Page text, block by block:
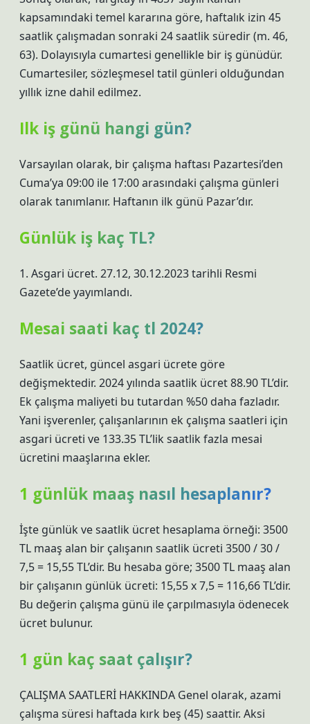
kapsamındaki temel kararına göre, haftalık izin 45
saatlik çalışmadan sonraki 24 saatlik süredir (m. 46,
63). Dolayısıyla cumartesi genellikle bir iş günüdür.
Cumartesiler, sözleşmesel tatil günleri olduğundan
yıllık izne dahil edilmez.
Ilk iş günü hangi gün?
Varsayılan olarak, bir çalışma haftası Pazartesi’den
Cuma’ya 09:00 ile 17:00 arasındaki çalışma günleri
olarak tanımlanır. Haftanın ilk günü Pazar’dır.
Günlük iş kaç TL?
1. Asgari ücret. 27.12, 30.12.2023 tarihli Resmi
Gazete’de yayımlandı.
Mesai saati kaç tl 2024?
Saatlik ücret, güncel asgari ücrete göre
değişmektedir. 2024 yılında saatlik ücret 88.90 TL’dir.
Ek çalışma maliyeti bu tutardan %50 daha fazladır.
Yani işverenler, çalışanlarının ek çalışma saatleri için
asgari ücreti ve 133.35 TL’lik saatlik fazla mesai
ücretini maaşlarına ekler.
1 günlük maaş nasıl hesaplanır?
İşte günlük ve saatlik ücret hesaplama örneği: 3500
TL maaş alan bir çalışanın saatlik ücreti 3500 / 30 /
7,5 = 15,55 TL’dir. Bu hesaba göre; 3500 TL maaş alan
bir çalışanın günlük ücreti: 15,55 x 7,5 = 116,66 TL’dir.
Bu değerin çalışma günü ile çarpılmasıyla ödenecek
ücret bulunur.
1 gün kaç saat çalışır?
ÇALIŞMA SAATLERİ HAKKINDA Genel olarak, azami
çalışma süresi haftada kırk beş (45) saattir. Aksi